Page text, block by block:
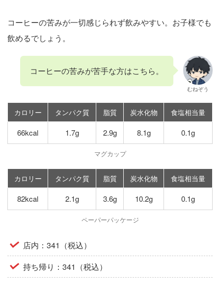
コーヒーの苦みが一切感じられず飲みやすい。お子様でも
飲めるでしょう。
コーヒーの苦みが苦手な方はこちら。
むねぞう
カロリー タンパク質 脂質 炭水化物
食塩相当量
66kcal
1.7g 2.9g 8.1g 0.1g
マグカップ
カロリー タンパク質 脂質 炭水化物
食塩相当量
82kcal
2.1g 3.6g 10.2g 0.1g
ペーパーパッケージ
店内：341（税込）
持ち帰り：341（税込）